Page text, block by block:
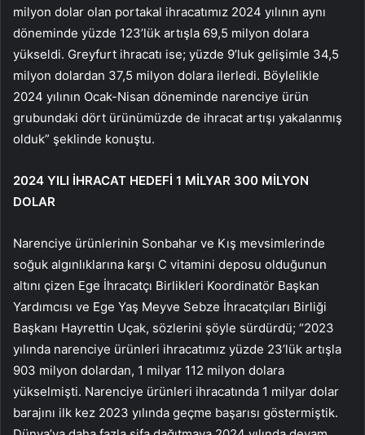
milyon dolar olan portakal ihracatımız 2024 yılının aynı
döneminde yüzde 123’lük artışla 69,5 milyon dolara
yükseldi. Greyfurt ihracatı ise; yüzde 9’luk gelişimle 34,5
milyon dolardan 37,5 milyon dolara ilerledi. Böylelikle
2024 yılının Ocak-Nisan döneminde narenciye ürün
grubundaki dört ürünümüzde de ihracat artışı yakalanmış
olduk” şeklinde konuştu.
2024 YILI İHRACAT HEDEFİ 1 MİLYAR 300 MİLYON
DOLAR
Narenciye ürünlerinin Sonbahar ve Kış mevsimlerinde
soğuk algınlıklarına karşı C vitamini deposu olduğunun
altını çizen Ege İhracatçı Birlikleri Koordinatör Başkan
Yardımcısı ve Ege Yaş Meyve Sebze İhracatçıları Birliği
Başkanı Hayrettin Uçak, sözlerini şöyle sürdürdü; “2023
yılında narenciye ürünleri ihracatımız yüzde 23’lük artışla
903 milyon dolardan, 1 milyar 112 milyon dolara
yükselmişti. Narenciye ürünleri ihracatında 1 milyar dolar
barajını ilk kez 2023 yılında geçme başarısı göstermiştik.